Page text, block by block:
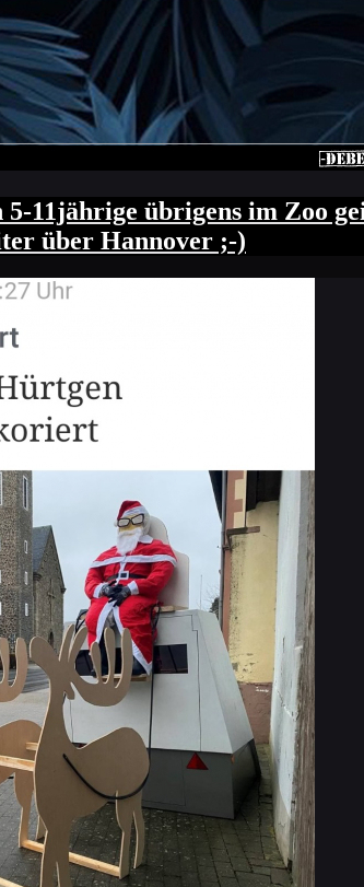
11jährige übrigens im Zoo
über Hannover ;-)